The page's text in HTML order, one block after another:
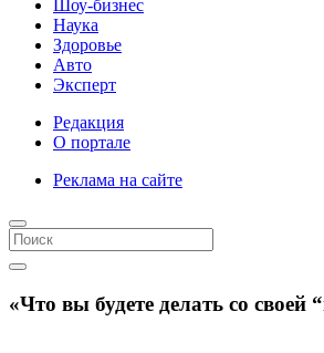
Шоу-бизнес
Наука
Здоровье
Авто
Эксперт
Редакция
О портале
Реклама на сайте
«Что вы будете делать со